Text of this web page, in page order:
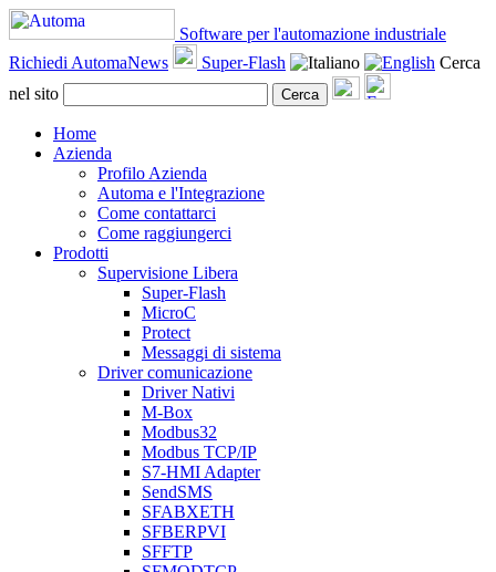
Software per l'automazione industriale
Richiedi AutomaNews
Super-Flash
Cerca
nel sito
Cerca
Home
Azienda
Profilo Azienda
Automa e l'Integrazione
Come contattarci
Come raggiungerci
Prodotti
Supervisione Libera
Super-Flash
MicroC
Protect
Messaggi di sistema
Driver comunicazione
Driver Nativi
M-Box
Modbus32
Modbus TCP/IP
S7-HMI Adapter
SendSMS
SFABXETH
SFBERPVI
SFFTP